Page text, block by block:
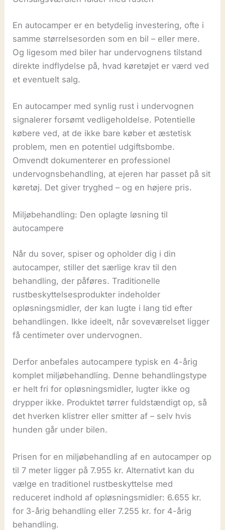
En autocamper er en betydelig investering, ofte i
samme størrelsesorden som en bil – eller mere.
Og ligesom med biler har undervognens tilstand
direkte indflydelse på, hvad køretøjet er værd ved
et eventuelt salg.
En autocamper med synlig rust i undervognen
signalerer forsømt vedligeholdelse. Potentielle
købere ved, at de ikke bare køber et æstetisk
problem, men en potentiel udgiftsbombe.
Omvendt dokumenterer en professionel
undervognsbehandling, at ejeren har passet på sit
køretøj. Det giver tryghed – og en højere pris.
Miljøbehandling: Den oplagte løsning til
autocampere
Når du sover, spiser og opholder dig i din
autocamper, stiller det særlige krav til den
behandling, der påføres. Traditionelle
rustbeskyttelsesprodukter indeholder
opløsningsmidler, der kan lugte i lang tid efter
behandlingen. Ikke ideelt, når soveværelset ligger
få centimeter over undervognen.
Derfor anbefales autocampere typisk en 4-årig
komplet miljøbehandling. Denne behandlingstype
er helt fri for opløsningsmidler, lugter ikke og
drypper ikke. Produktet tørrer fuldstændigt op, så
det hverken klistrer eller smitter af – selv hvis
hunden går under bilen.
Prisen for en miljøbehandling af en autocamper op
til 7 meter ligger på 7.955 kr. Alternativt kan du
vælge en traditionel rustbeskyttelse med
reduceret indhold af opløsningsmidler: 6.655 kr.
for 3-årig behandling eller 7.255 kr. for 4-årig
behandling.